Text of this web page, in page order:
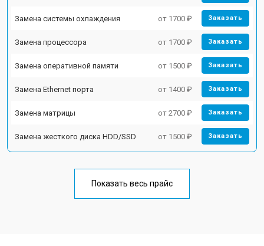
Замена системы охлаждения от 1700 ₽ Заказать
Замена процессора от 1700 ₽ Заказать
Замена оперативной памяти от 1500 ₽ Заказать
Замена Ethernet порта от 1400 ₽ Заказать
Замена матрицы от 2700 ₽ Заказать
Замена жесткого диска HDD/SSD от 1500 ₽ Заказать
Показать весь прайс